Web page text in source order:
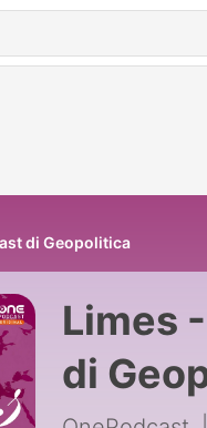
di Geopolitica
Limes
di